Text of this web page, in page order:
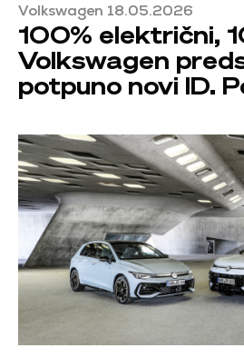
Volkswagen 18.05.2026
100% električni,
Volkswagen
potpuno novi ID.